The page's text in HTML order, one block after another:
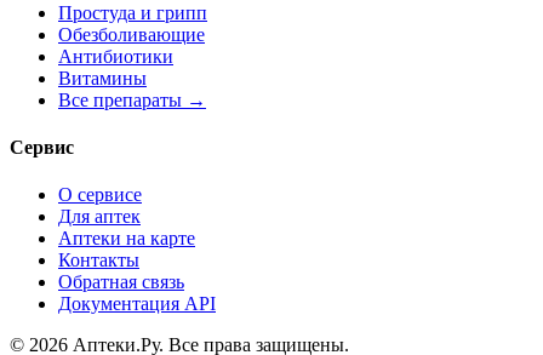
Простуда и грипп
Обезболивающие
Антибиотики
Витамины
Все препараты →
Сервис
О сервисе
Для аптек
Аптеки на карте
Контакты
Обратная связь
Документация API
© 2026 Аптеки.Ру. Все права защищены.